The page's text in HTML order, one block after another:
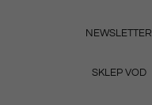
NEWSLETTER
SKLEP VOD